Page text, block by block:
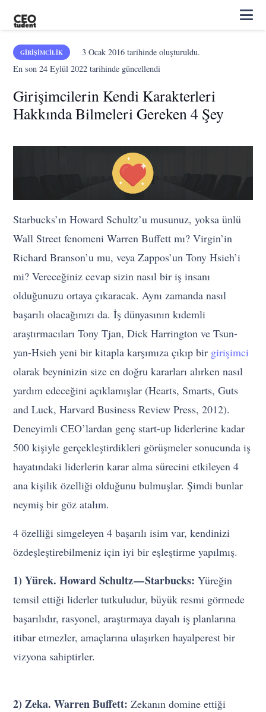
GIRIŞIMCILIK 3 Ocak 2016tarihinde oluşturuldu.
En son24 Eylül 2022 tarihinde güncellendi
Girişimcilerin Kendi Karakterleri
Hakkında Bilmeleri Gereken 4 Şey
Starbucks’ın Howard Schultz’u musunuz, yoksa ünlü
Wall Street fenomeni Warren Buffett mı? Virgin’in
Richard Branson’u mu, veya Zappos’un Tony Hsieh’i
mi? Vereceğiniz cevap sizin nasıl bir iş insanı
olduğunuzu ortaya çıkaracak. Aynı zamanda nasıl
başarılı olacağınızı da. İş dünyasının kıdemli
araştırmacıları Tony Tjan, Dick Harrington ve Tsun-
yan-Hsieh yeni bir kitapla karşımıza çıkıp bir girişimci
olarak beyninizin size en doğru kararları alırken nasıl
yardım edeceğini açıklamışlar (Hearts, Smarts, Guts
and Luck, Harvard Business Review Press, 2012).
Deneyimli CEO’lardan genç start-up liderlerine kadar
500 kişiyle gerçekleştirdikleri görüşmeler sonucunda iş
hayatındaki liderlerin karar alma sürecini etkileyen 4
ana kişilik özelliği olduğunu bulmuşlar. Şimdi bunlar
neymiş bir göz atalım.
4 özelliği simgeleyen 4 başarılı isim var, kendinizi
özdeşleştirebilmeniz için iyi bir eşleştirme yapılmış.
1) Yürek. Howard Schultz — Starbucks: Yüreğin
temsil ettiği liderler tutkuludur, büyük resmi görmede
başarılıdır, rasyonel, araştırmaya dayalı iş planlarına
itibar etmezler, amaçlarına ulaşırken hayalperest bir
vizyona sahiptirler.
2) Zeka. Warren Buffett: Zekanın domine ettiği